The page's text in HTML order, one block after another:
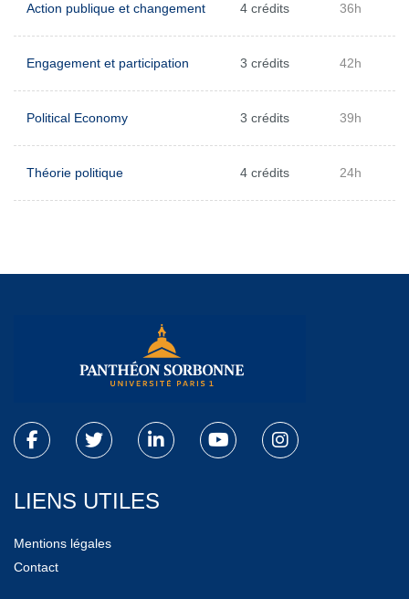
Action publique et changement 4 crédits 36h
Engagement et participation 3 crédits 42h
Political Economy 3 crédits 39h
Théorie politique 4 crédits 24h
LIENS UTILES
Mentions légales
Contact